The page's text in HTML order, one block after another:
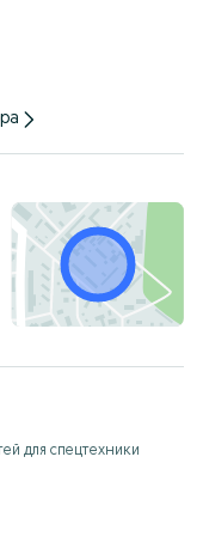
для спецтехники